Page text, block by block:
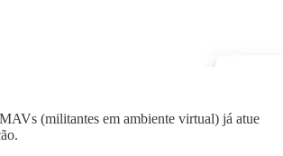
(militantes em ambiente virtual) já atue